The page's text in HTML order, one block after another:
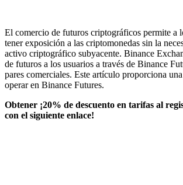
El comercio de futuros criptográficos permite a
tener exposición a las criptomonedas sin la
activo criptográfico subyacente. Binance
de futuros a los usuarios a través de Binance
pares comerciales. Este artículo proporciona
operar en Binance Futures.
Obtener ¡20% de descuento en tarifas al
con el siguiente enlace!